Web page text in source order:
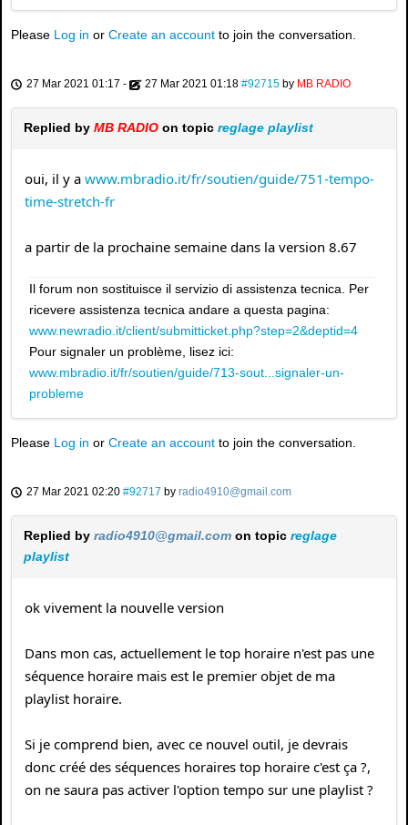
Please Log in or Create an account to join the conversation.
27 Mar 2021 01:17 - 27 Mar 2021 01:18 #92715 by MB RADIO
Replied by MB RADIO on topic reglage playlist
oui, il y a www.mbradio.it/fr/soutien/guide/751-tempo-
time-stretch-fr
a partir de la prochaine semaine dans la version 8.67
Il forum non sostituisce il servizio di assistenza tecnica. Per
ricevere assistenza tecnica andare a questa pagina:
www.newradio.it/client/submitticket.php?step=2&deptid=4
Pour signaler un problème, lisez ici:
www.mbradio.it/fr/soutien/guide/713-sout...signaler-un-
probleme
Please Log in or Create an account to join the conversation.
27 Mar 2021 02:20 #92717 by radio4910@gmail.com
Replied by radio4910@gmail.com on topic reglage
playlist
ok vivement la nouvelle version
Dans mon cas, actuellement le top horaire n'est pas une
séquence horaire mais est le premier objet de ma
playlist horaire.
Si je comprend bien, avec ce nouvel outil, je devrais
donc créé des séquences horaires top horaire c'est ça ?,
on ne saura pas activer l'option tempo sur une playlist ?